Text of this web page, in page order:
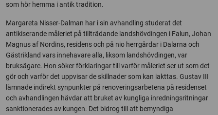
som hör hemma i antik tradition.
Margareta Nisser-Dalman har i sin avhandling studerat det
antikiserande måleriet på tillträdande landshövdingen i Falun, Johan
Magnus af Nordins, residens och på nio herrgårdar i Dalarna och
Gästrikland vars innehavare alla, liksom landshövdingen, var
bruksägare. Hon söker förklaringar till varför måleriet ser ut som det
gör och varför det uppvisar de skillnader som kan iakttas. Gustav III
lämnade indirekt synpunkter på renoveringsarbetena på residenset
och avhandlingen hävdar att bruket av kungliga inredningsritningar
sanktionerades av kungen. Det bidrog till att bemyndiga